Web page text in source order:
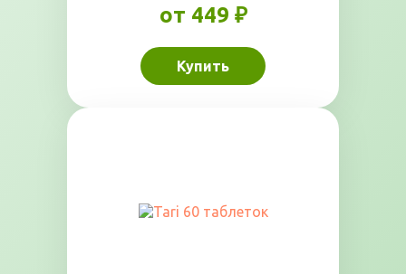
от 449 ₽
Купить